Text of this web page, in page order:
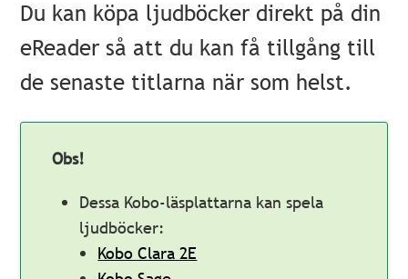
Du kan köpa ljudböcker direkt på din
eReader så att du kan få tillgång till
de senaste titlarna när som helst.
Obs!
Dessa Kobo-läsplattarna kan spela
ljudböcker:
Kobo Clara 2E